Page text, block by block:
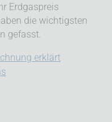
Erdgaspreis
die wichtigsten
gefasst.
erklärt